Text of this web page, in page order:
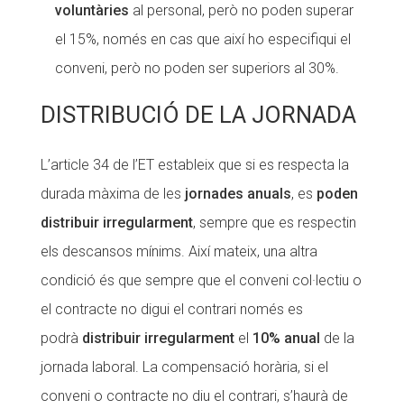
voluntàries al personal, però no poden superar
el 15%, només en cas que així ho especifiqui el
conveni, però no poden ser superiors al 30%.
DISTRIBUCIÓ DE LA JORNADA
L’article 34 de l’ET estableix que si es respecta la
durada màxima de les jornades anuals, es poden
distribuir irregularment, sempre que es respectin
els descansos mínims. Així mateix, una altra
condició és que sempre que el conveni col·lectiu o
el contracte no digui el contrari només es
podrà distribuir irregularmentel 10% anual de la
jornada laboral. La compensació horària, si el
conveni o contracte no diu el contrari, s’haurà de